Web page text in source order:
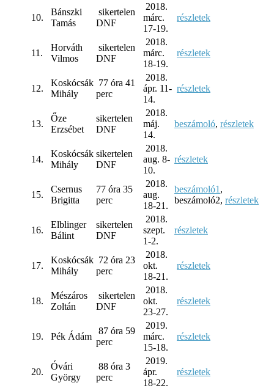
10.
Bánszki
Tamás
sikertelen
DNF
2018.
márc.
17-19.
részletek
11.
Horváth
Vilmos
sikertelen
DNF
2018.
márc.
18-19.
részletek
12.
Koskócsák
Mihály
77 óra 41
perc
2018.
ápr. 11-
14.
részletek
13.
Őze
Erzsébet
sikertelen
DNF
2018.
máj.
14.
beszámoló, részletek
14.
Koskócsák
Mihály
sikertelen
DNF
2018.
aug. 8-
10.
részletek
15.
Csernus
Brigitta
77 óra 35
perc
2018.
aug.
18-21.
beszámoló1 ,
beszámoló2, részletek
16.
Elblinger
Bálint
sikertelen
DNF
2018.
szept.
1-2.
részletek
17.
Koskócsák
Mihály
72 óra 23
perc
2018.
okt.
18-21.
részletek
18.
Mészáros
Zoltán
sikertelen
DNF
2018.
okt.
23-27.
részletek
19. Pék Ádám
87 óra 59
perc
2019.
márc.
15-18.
részletek
20.
Óvári
György
88 óra 3
perc
2019.
ápr.
18-22.
részletek